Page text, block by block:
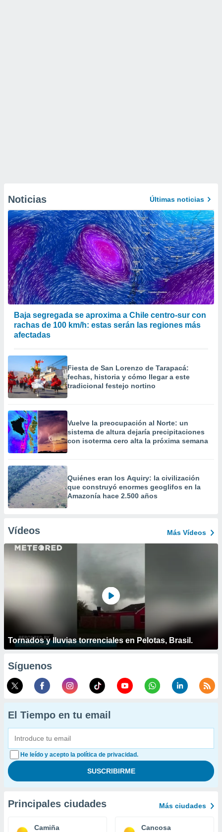
Noticias Últimas noticias
Baja segregada se aproxima a Chile centro-sur con
rachas de 100 km/h: estas serán las regiones más
afectadas
Fiesta de San Lorenzo de Tarapacá:
fechas, historia y cómo llegar a este
tradicional festejo nortino
Vuelve la preocupación al Norte: un
sistema de altura dejaría precipitaciones
con isoterma cero alta la próxima semana
Quiénes eran los Aquiry: la civilización
que construyó enormes geoglifos en la
Amazonía hace 2.500 años
Vídeos Más Vídeos
Tornados y lluvias torrenciales en Pelotas, Brasil.
Síguenos
El Tiempo en tu email
He leído y acepto la política de privacidad.
Principales ciudades Más ciudades
Camiña Cancosa